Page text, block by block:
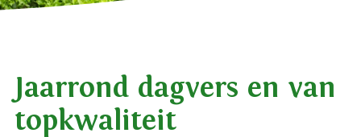
Jaarrond dagvers en van
topkwaliteit